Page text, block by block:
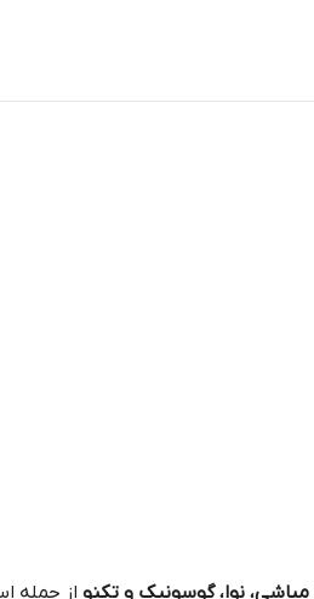
مباشی، نوا، گوسونیک و تکنو از جمله